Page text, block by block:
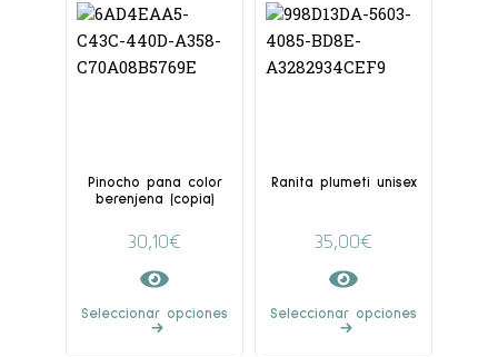
Pinocho pana color
berenjena (copia)
30,10€
Seleccionar opciones
Ranita plumeti unisex
35,00€
Seleccionar opciones